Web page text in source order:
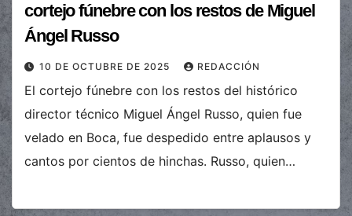
cortejo fúnebre con los restos de Miguel
Ángel Russo
10 DE OCTUBRE DE 2025 REDACCIÓN
El cortejo fúnebre con los restos del histórico
director técnico Miguel Ángel Russo, quien fue
velado en Boca, fue despedido entre aplausos y
cantos por cientos de hinchas. Russo, quien…